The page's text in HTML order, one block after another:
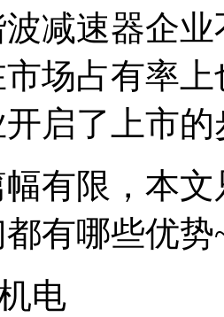
减速器企
场占有率
启了上市的
限，本文
有哪些优势
电